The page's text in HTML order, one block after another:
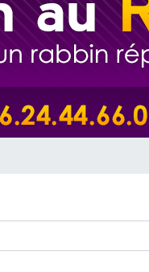
n°104 : Le Chabbath
sur Zoom